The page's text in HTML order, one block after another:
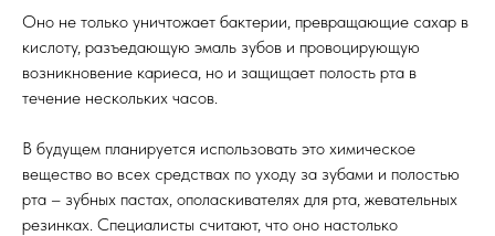
Оно не только уничтожает бактерии, превращающие сахар в
кислоту, разъедающую эмаль зубов и провоцирующую
возникновение кариеса, но и защищает полость рта в
течение нескольких часов.
В будущем планируется использовать это химическое
вещество во всех средствах по уходу за зубами и полостью
рта – зубных пастах, ополаскивателях для рта, жевательных
резинках. Специалисты считают, что оно настолько